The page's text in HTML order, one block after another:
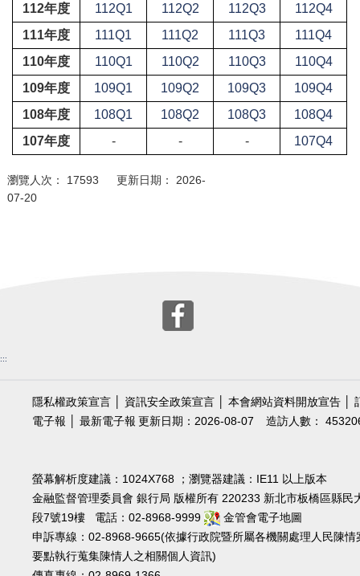
112年度
112Q1 112Q2 112Q3
112Q4
111年度
111Q1 111Q2 111Q3
111Q4
110年度
110Q1 110Q2 110Q3
110Q4
109年度
109Q1 109Q2 109Q3
109Q4
108年度
108Q1 108Q2 108Q3
108Q4
107年度
- - - 107Q4
瀏覽人次： 17593 更新日期： 2026-
07-20
:::
隱私權政策宣言 資訊安全政策宣言 本會網站資料開放宣告
電子報
最新電子報 造訪人數：
更新日期：2026-08-07
螢幕解析度建議：1024X768 ；瀏覽器建議：IE11 以上版本
金融監督管理委員會 銀行局 版權所有 220233 新北市板橋區縣民
段7號19樓 電話：02-8968-9999
金管會電子地圖
申訴專線：02-8968-9665(依據行政院暨所屬各機關處理人民陳情
要點執行蒐集陳情人之相關個人資訊)